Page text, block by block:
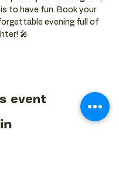
to have fun. Book your
evening full of
🎤
event